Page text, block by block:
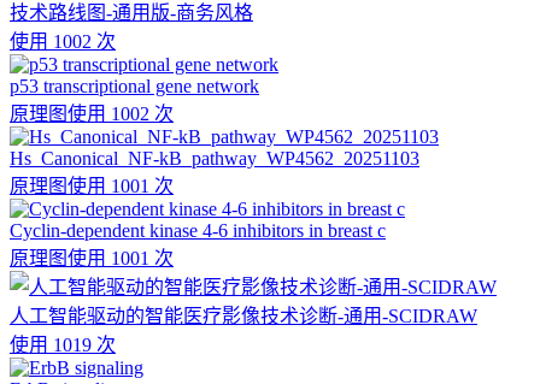
技术路线图-通用版-商务风格
使用 1002 次
p53 transcriptional gene network
原理图使用 1002 次
Hs_Canonical_NF-kB_pathway_WP4562_20251103
原理图使用 1001 次
Cyclin-dependent kinase 4-6 inhibitors in breast c
原理图使用 1001 次
人工智能驱动的智能医疗影像技术诊断-通用-SCIDRAW
使用 1019 次